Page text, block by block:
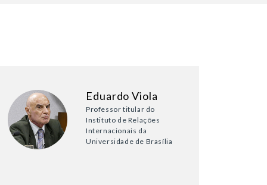
Eduardo Viola
Professor titular do
Instituto de Relações
Internacionais da
Universidade de Brasília